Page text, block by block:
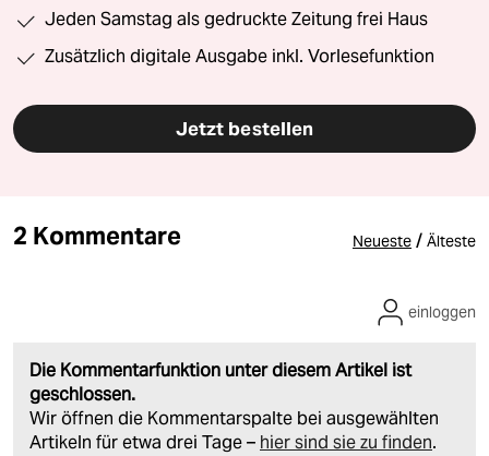
Jeden Samstag als gedruckte Zeitung frei Haus
Zusätzlich digitale Ausgabe inkl. Vorlesefunktion
Jetzt bestellen
2 Kommentare Neueste / Älteste
Die Kommentarfunktion unter diesem Artikel ist
geschlossen.
Wir öffnen die Kommentarspalte bei ausgewählten
Artikeln für etwa drei Tage – hier sind sie zu finden.
einloggen